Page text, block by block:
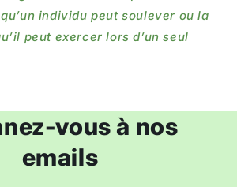
individu peut soulever ou la
peut exercer lors d’un seul
vous à nos
emails